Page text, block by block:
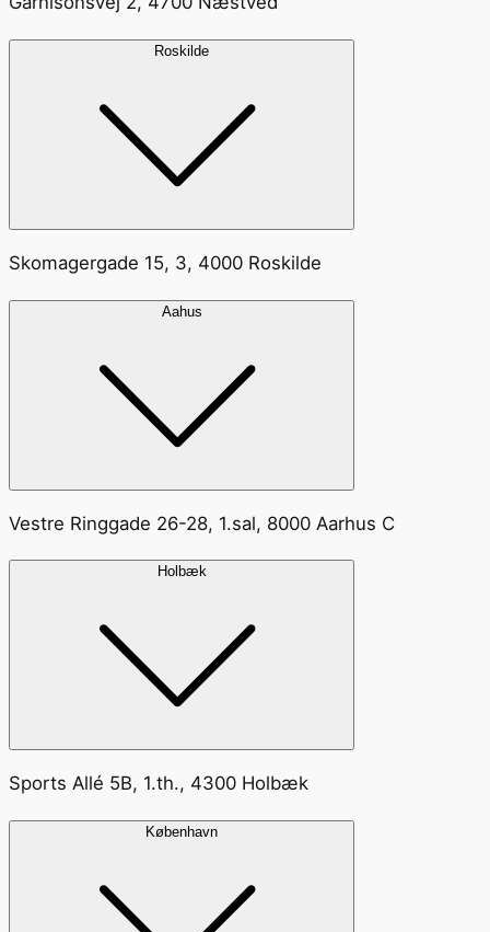
Roskilde
Skomagergade 15, 3, 4000 Roskilde
Aahus
Vestre Ringgade 26-28, 1.sal, 8000 Aarhus C
Holbæk
Sports Allé 5B, 1.th., 4300 Holbæk
København